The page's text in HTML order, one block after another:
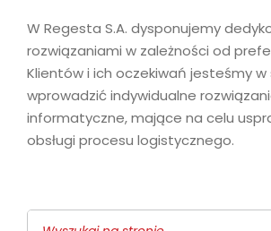
W Regesta S.A. dysponujemy
rozwiązaniami w zależności od
Klientów i ich oczekiwań jesteśmy
wprowadzić indywidualne
informatyczne, mające na celu
obsługi procesu logistycznego.